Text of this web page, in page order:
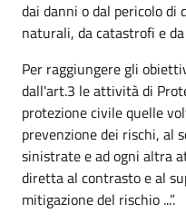
dai danni o dal pericolo
naturali, da catastrofi e
Per raggiungere gli
dall'art.3 le attività di
protezione civile quelle
prevenzione dei rischi, al
sinistrate e ad ogni altra
diretta al contrasto e al
mitigazione del rischio ...”.